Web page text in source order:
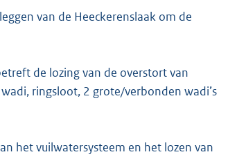
van de Heeckerenslaak om de
de lozing van de overstort van
ringsloot, 2 grote/verbonden wadi’s
het vuilwatersysteem en het lozen van